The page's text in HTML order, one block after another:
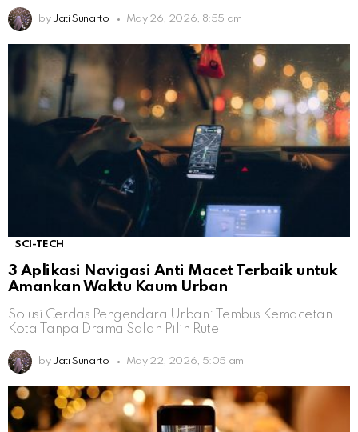
by Jati Sunarto May 26, 2026, 8:55 am
SCI-TECH
3 Aplikasi Navigasi Anti Macet Terbaik untuk
Amankan Waktu Kaum Urban
Solusi Cerdas Pengendara Urban: Tembus Kemacetan
Kota Tanpa Drama Salah Pilih Rute
by Jati Sunarto May 22, 2026, 5:05 am